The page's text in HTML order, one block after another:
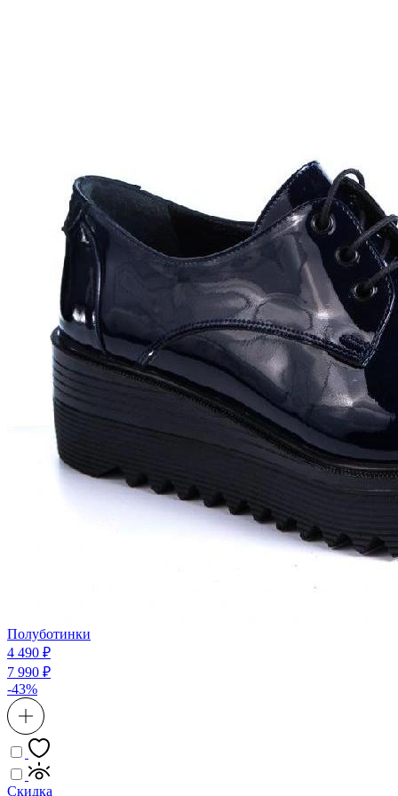
Полуботинки
4 490 ₽
7 990 ₽
-43%
Скидка